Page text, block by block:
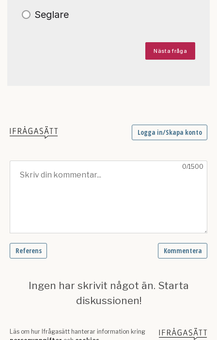
Seglare
Nästa fråga